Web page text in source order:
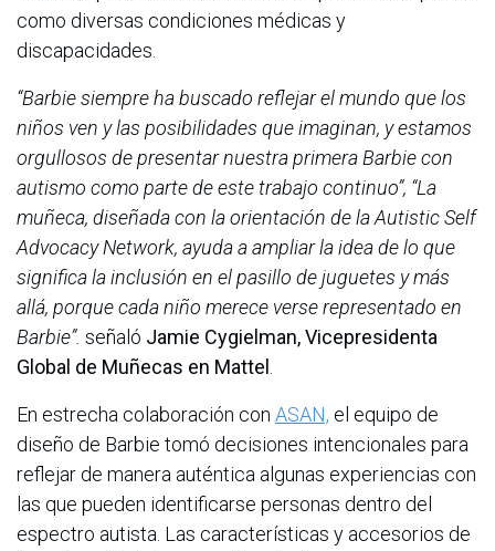
como diversas condiciones médicas y
discapacidades.
“Barbie siempre ha buscado reflejar el mundo que los
niños ven y las posibilidades que imaginan, y estamos
orgullosos de presentar nuestra primera Barbie con
autismo como parte de este trabajo continuo”, “La
muñeca, diseñada con la orientación de la Autistic Self
Advocacy Network, ayuda a ampliar la idea de lo que
significa la inclusión en el pasillo de juguetes y más
allá, porque cada niño merece verse representado en
Barbie”. señaló Jamie Cygielman, Vicepresidenta
Global de Muñecas en Mattel .
En estrecha colaboración con ASAN, el equipo de
diseño de Barbie tomó decisiones intencionales para
reflejar de manera auténtica algunas experiencias con
las que pueden identificarse personas dentro del
espectro autista. Las características y accesorios de